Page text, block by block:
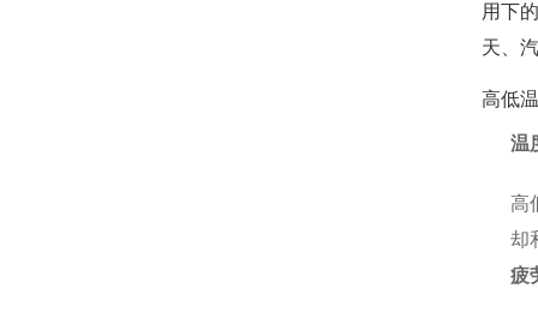
用下
天、
高低
温
高
却
疲